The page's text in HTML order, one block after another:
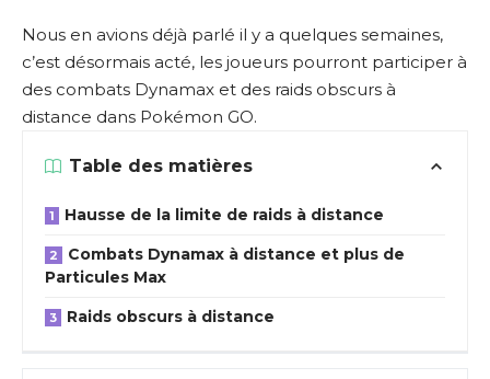
Nous en avions déjà parlé il y a quelques semaines,
c’est désormais acté, les joueurs pourront participer à
des combats Dynamax et des raids obscurs à
distance dans Pokémon GO.
Table des matières
Hausse de la limite de raids à distance
Combats Dynamax à distance et plus de
Particules Max
Raids obscurs à distance